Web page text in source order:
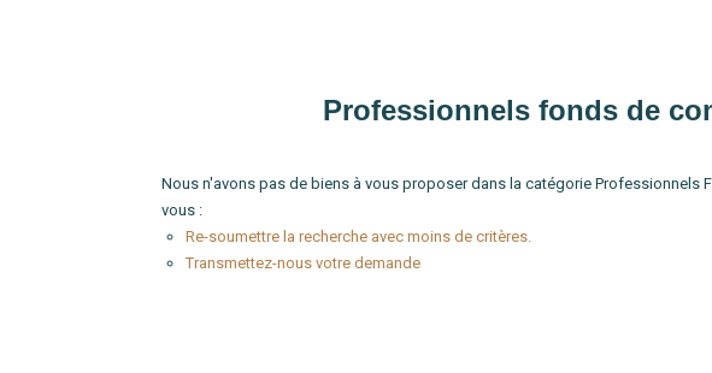
Professionnels fonds de
Nous n'avons pas de biens à vous proposer dans la catégorie
vous :
Re-soumettre la recherche avec moins de critères.
Transmettez-nous votre demande